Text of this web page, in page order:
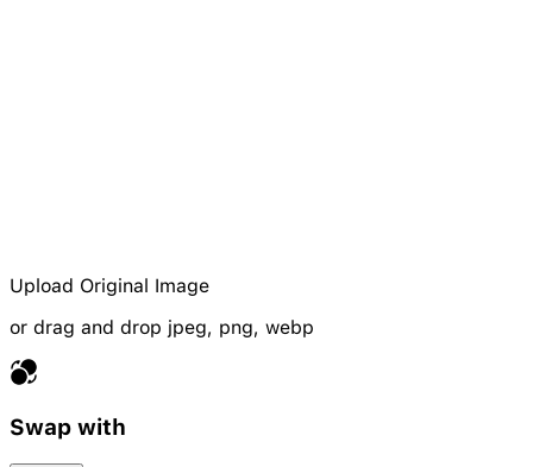
Upload Original Image
or drag and drop jpeg, png, webp
Swap with